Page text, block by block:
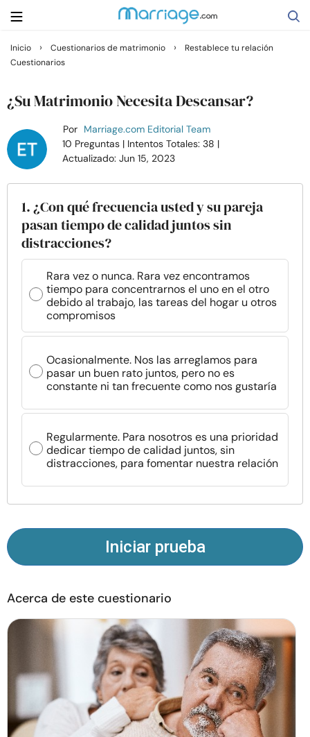
Buscar
Relaciones
Familia
Ayuda
Cursos
Recursos
Comunidad
Idioma ES
Inicio › Cuestionarios de matrimonio ›
Restablece tu relación
Cuestionarios
¿Su Matrimonio Necesita Descansar?
Por Marriage.com Editorial Team
10 Preguntas | Intentos Totales: 38 |
Actualizado: Jun 15, 2023
1. ¿Con qué frecuencia usted y su pareja
pasan tiempo de calidad juntos sin
distracciones?
Rara vez o nunca. Rara vez encontramos
tiempo para concentrarnos el uno en el otro
debido al trabajo, las tareas del hogar u otros
compromisos
Ocasionalmente. Nos las arreglamos para
pasar un buen rato juntos, pero no es
constante ni tan frecuente como nos gustaría
Regularmente. Para nosotros es una prioridad
dedicar tiempo de calidad juntos, sin
distracciones, para fomentar nuestra relación
Iniciar prueba
Acerca de este cuestionario